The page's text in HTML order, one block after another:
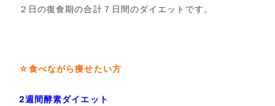
２日の復食期の合計７日間のダイエットです。
☆食べながら痩せたい方
2週間酵素ダイエット